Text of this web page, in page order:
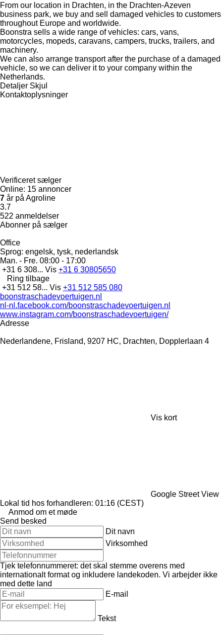
From our location in Drachten, in the Drachten-Azeven
business park, we buy and sell damaged vehicles to customers
throughout Europe and worldwide.
Boonstra sells a wide range of vehicles: cars, vans,
motorcycles, mopeds, caravans, campers, trucks, trailers, and
machinery.
We can also arrange transport after the purchase of a damaged
vehicle, so we can deliver it to your company within the
Netherlands.
Detaljer Skjul
Kontaktoplysninger
Verificeret sælger
Online: 15 annoncer
7 år på Agroline
3.7
522 anmeldelser
Abonner på sælger
Office
Sprog: engelsk, tysk, nederlandsk
Man. - Fre. 08:00 - 17:00
+31 6 308... Vis +31 6 30805650
Ring tilbage
+31 512 58... Vis +31 512 585 080
boonstraschadevoertuigen.nl
nl-nl.facebook.com/boonstraschadevoertuigen.nl
www.instagram.com/boonstraschadevoertuigen/
Adresse
Nederlandene, Frisland, 9207 HC, Drachten, Dopplerlaan 4
Vis kort
Google Street View
Lokal tid hos forhandleren: 01:16 (CEST)
Anmod om et møde
Send besked
Dit navn
Virksomhed
Tjek telefonnummeret: det skal stemme overens med
internationalt format og inkludere landekoden. Vi arbejder ikke
med dette land
E-mail
Tekst